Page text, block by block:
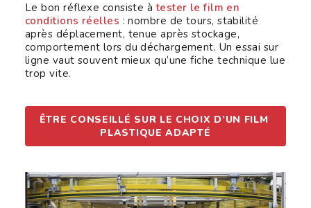
Le bon réflexe consiste à tester le film en
conditions réelles : nombre de tours, stabilité
après déplacement, tenue après stockage,
comportement lors du déchargement. Un essai sur
ligne vaut souvent mieux qu’une fiche technique lue
trop vite.
ÊTRE CONSEILLÉ SUR LE CHOIX D’UN FILM
PLASTIQUE ADAPTÉ